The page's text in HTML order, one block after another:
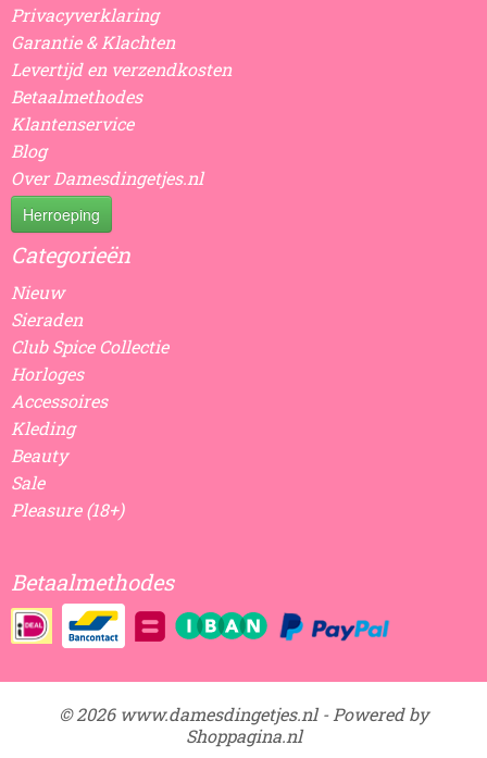
Privacyverklaring
Garantie & Klachten
Levertijd en verzendkosten
Betaalmethodes
Klantenservice
Blog
Over Damesdingetjes.nl
Herroeping
Categorieën
Nieuw
Sieraden
Club Spice Collectie
Horloges
Accessoires
Kleding
Beauty
Sale
Pleasure (18+)
Betaalmethodes
© 2026 www.damesdingetjes.nl - Powered by
Shoppagina.nl